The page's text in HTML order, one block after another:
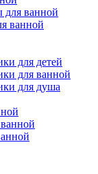
для ванной
ванной
для детей
для ванной
для душа